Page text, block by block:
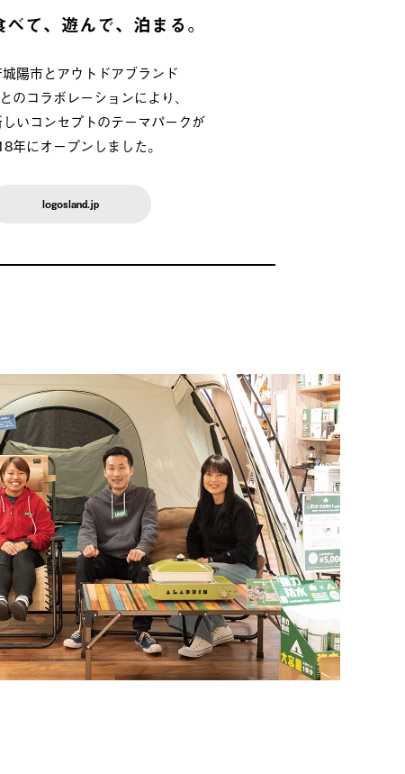
て、遊んで、泊まる。
陽市とアウトドアブランド
のコラボレーションにより、
いコンセプトのテーマパークが
年にオープンしました。
logosland.jp